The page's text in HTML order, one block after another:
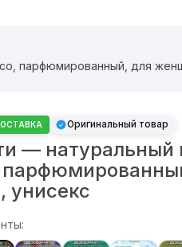
парфюмированный, для
Оригинальный товар
— натуральный
унисекс